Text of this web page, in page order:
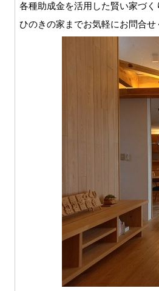
各種助成金を活用した賢い家づく
ひのきの家までお気軽にお問合せ